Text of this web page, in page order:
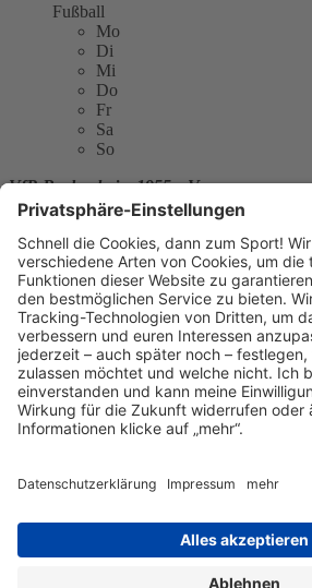
Fußball
Mo
Di
Mi
Do
Fr
Sa
So
VfR Bockenheim 1955 e.V.
Ginnheimer Landstraße 37
60487 Frankfurt am Main
E-Mail:info@vfr1955.de
Telefon: (0) 69 772 528
Website:http://vfr-bockenheim.de
Sitemap
News
Kontakt
Kontakt